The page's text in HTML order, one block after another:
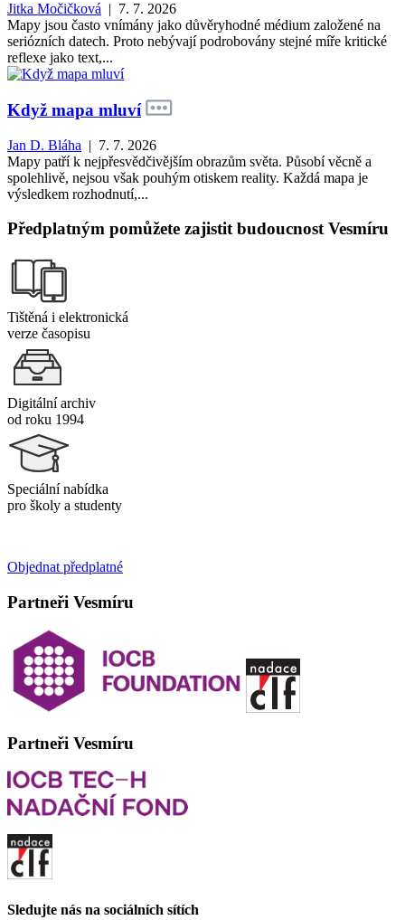
Jitka Močičková | 7. 7. 2026
Mapy jsou často vnímány jako důvěryhodné médium založené na
seriózních datech. Proto nebývají podrobovány stejné míře kritické
reflexe jako text,...
Když mapa mluví
Jan D. Bláha | 7. 7. 2026
Mapy patří k nejpřesvědčivějším obrazům světa. Působí věcně a
spolehlivě, nejsou však pouhým otiskem reality. Každá mapa je
výsledkem rozhodnutí,...
Předplatným pomůžete zajistit budoucnost Vesmíru
Tištěná i elektronická
verze časopisu
Digitální archiv
od roku 1994
Speciální nabídka
pro školy a studenty
Objednat předplatné
Partneři Vesmíru
Partneři Vesmíru
Sledujte nás na sociálních sítích